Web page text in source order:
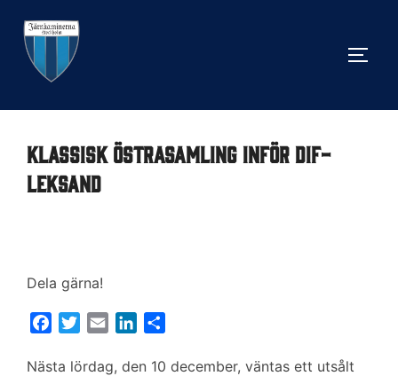
innehåll
Klassisk Östrasamling inför DIF-
Leksand
Dela gärna!
c
i
a
n
Nästa lördag, den 10 december, väntas ett utsålt